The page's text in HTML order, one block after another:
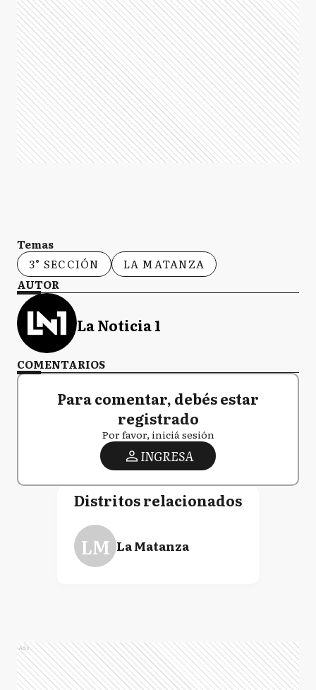
Temas
3° SECCIÓN
LA MATANZA
AUTOR
La Noticia 1
COMENTARIOS
Para comentar, debés estar
registrado
Por favor, iniciá sesión
INGRESA
Distritos relacionados
LM La Matanza
Ads